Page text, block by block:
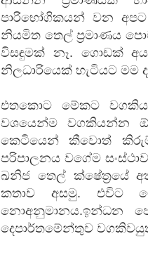
පාරිභෝගිකයන් වන
නියමිත තෙල් ප්‍රමාණය
විසඳුමක් නෑ. ගොඩක්
නිලධාරියෙක් හැටියට
එතකොට මේකට
වශයෙන්ම වගකියන්න
කෙටියෙන් කීවොත් කිරුම්
පරිපාලනය වගේම
ඛනිජ තෙල් ක්ෂේත්‍රයේ
කතාව අසමු. එවිට
නොඅනුමානය.ඉන්ධන
දෙපාර්තමේන්තුව